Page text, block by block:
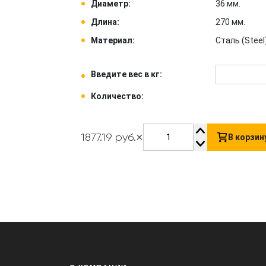
Диаметр:
36 мм.
Длина:
270 мм.
Материал:
Сталь (Steel)
Введите вес в кг:
Количество:
1877.19 руб.× В